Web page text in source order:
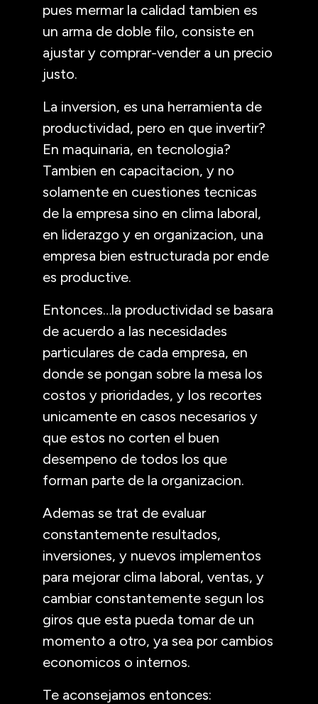
pues mermar la calidad tambien es
un arma de doble filo, consiste en
ajustar y comprar-vender a un precio
justo.
La inversion, es una herramienta de
productividad, pero en que invertir?
En maquinaria, en tecnologia?
Tambien en capacitacion, y no
solamente en cuestiones tecnicas
de la empresa sino en clima laboral,
en liderazgo y en organizacion, una
empresa bien estructurada por ende
es productive.
Entonces…la productividad se basara
de acuerdo a las necesidades
particulares de cada empresa, en
donde se pongan sobre la mesa los
costos y prioridades, y los recortes
unicamente en casos necesarios y
que estos no corten el buen
desempeno de todos los que
forman parte de la organizacion.
Ademas se trat de evaluar
constantemente resultados,
inversiones, y nuevos implementos
para mejorar clima laboral, ventas, y
cambiar constantemente segun los
giros que esta pueda tomar de un
momento a otro, ya sea por cambios
economicos o internos.
Te aconsejamos entonces: